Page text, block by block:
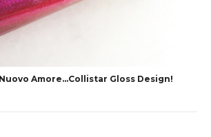
Amore...Collistar Gloss Design!